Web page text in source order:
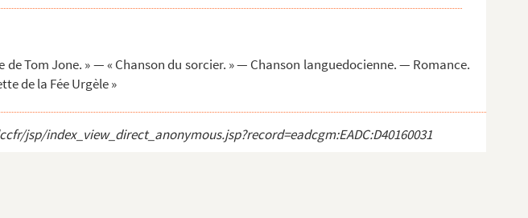
— « Observat...
de Tom Jone. » — « Chanson du sorcier. » — Chanson languedocienne. — Romance.
de la Fée Urgèle »
jsp/index_view_direct_anonymous.jsp?record=eadcgm:EADC:D40160031